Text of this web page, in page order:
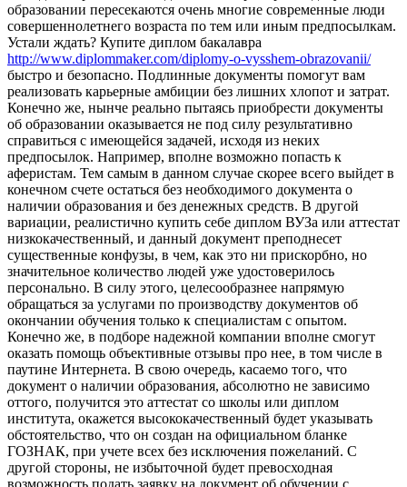
образовании пересекаются очень многие современные люди
совершеннолетнего возраста по тем или иным предпосылкам.
Устали ждать? Купите диплом бакалавра
http://www.diplommaker.com/diplomy-o-vysshem-obrazovanii/
быстро и безопасно. Подлинные документы помогут вам
реализовать карьерные амбиции без лишних хлопот и затрат.
Конечно же, нынче реально пытаясь приобрести документы
об образовании оказывается не под силу результативно
справиться с имеющейся задачей, исходя из неких
предпосылок. Например, вполне возможно попасть к
аферистам. Тем самым в данном случае скорее всего выйдет в
конечном счете остаться без необходимого документа о
наличии образования и без денежных средств. В другой
вариации, реалистично купить себе диплом ВУЗа или аттестат
низкокачественный, и данный документ преподнесет
существенные конфузы, в чем, как это ни прискорбно, но
значительное количество людей уже удостоверилось
персонально. В силу этого, целесообразнее напрямую
обращаться за услугами по производству документов об
окончании обучения только к специалистам с опытом.
Конечно же, в подборе надежной компании вполне смогут
оказать помощь объективные отзывы про нее, в том числе в
паутине Интернета. В свою очередь, касаемо того, что
документ о наличии образования, абсолютно не зависимо
оттого, получится это аттестат со школы или диплом
института, окажется высококачественный будет указывать
обстоятельство, что он создан на официальном бланке
ГОЗНАК, при учете всех без исключения пожеланий. С
другой стороны, не избыточной будет превосходная
возможность подать заявку на документ об обучении с